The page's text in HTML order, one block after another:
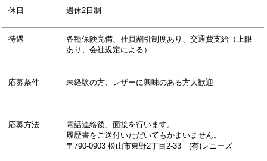
休日 週休2日制
待遇
各種保険完備、社員割引制度あり、交通費支給（上限
あり、会社規定による）
応募条件 未経験の方、レザーに興味のある方大歓迎
応募方法
電話連絡後、面接を行います。
履歴書をご送付いただいてもかまいません。
〒790-0903 松山市東野2丁目2-33 (有)レニーズ